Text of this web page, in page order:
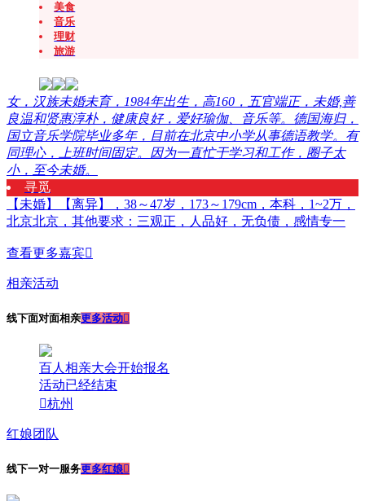
美食
音乐
理财
旅游
女，汉族未婚未育，1984年出生，高160，五官端正，未婚,善
良温和贤惠淳朴，健康良好，爱好瑜伽、音乐等。德国海归，
国立音乐学院毕业多年，目前在北京中小学从事德语教学。有
同理心，上班时间固定。因为一直忙于学习和工作，圈子太
小，至今未婚。
寻觅
【未婚】【离异】，38～47岁，173～179cm，本科，1~2万，
北京北京，其他要求：三观正，人品好，无负债，感情专一
查看更多嘉宾
相亲活动
线下面对面相亲更多活动
百人相亲大会开始报名
活动已经结束
杭州
红娘团队
线下一对一服务更多红娘